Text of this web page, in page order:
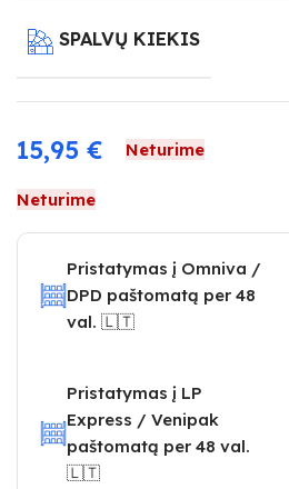
SPALVŲ KIEKIS
15,95 € Neturime
Neturime
Pristatymas į Omniva /
DPD paštomatą per 48
val. 🇱🇹
Pristatymas į LP
Express / Venipak
paštomatą per 48 val.
🇱🇹